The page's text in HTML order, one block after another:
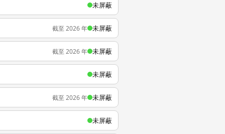
未屏蔽
截至 2026 年 未屏蔽
截至 2026 年 未屏蔽
未屏蔽
截至 2026 年 未屏蔽
未屏蔽